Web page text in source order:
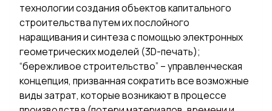
технологии создания объектов капитального
строительства путем их послойного
наращивания и синтеза с помощью электронных
геометрических моделей (3D-печать);
“бережливое строительство” – управленческая
концепция, призванная сократить все возможные
виды затрат, которые возникают в процессе